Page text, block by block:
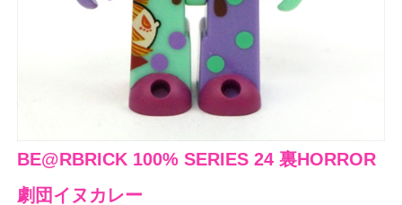
BE@RBRICK 100% SERIES 24 裏HORROR
劇団イヌカレー